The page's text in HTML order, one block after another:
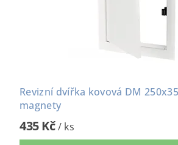
Revizní dvířka kovová DM
magnety
435 Kč/ ks